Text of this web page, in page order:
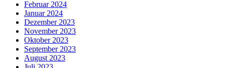
Februar 2024
Januar 2024
Dezember 2023
November 2023
Oktober 2023
September 2023
August 2023